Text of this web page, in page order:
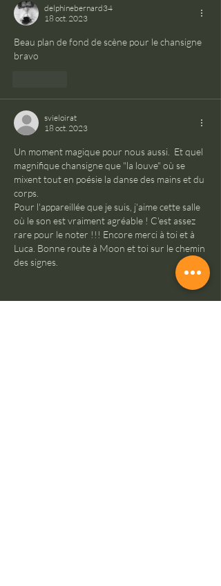
delphinebernard34
18 oct. 2023
Beau plan de fond de scène pour le chansigne
bravo
svieloirat
18 oct. 2023
Un moment magique pour nous aussi.  Et quel
magnifique chansigne que "la louve" où se
mixent tout en poésie la danse des mains et du
corps.
Pour l'appareillée que je suis, j'aime cette salle
où le son est vraiment agréable ! C'est assez
rare pour le noter !!! Encore merci à toi et à
Luca. Bonne route à Moon et toi sur le chemin
des signes.